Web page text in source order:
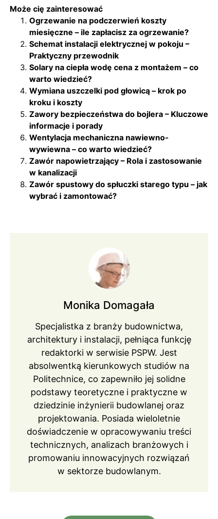
Może cię zainteresować
Ogrzewanie na podczerwień koszty
miesięczne – ile zapłacisz za ogrzewanie?
Schemat instalacji elektrycznej w pokoju –
Praktyczny przewodnik
Solary na ciepła wodę cena z montażem – co
warto wiedzieć?
Wymiana uszczelki pod głowicą – krok po
kroku i koszty
Zawory bezpieczeństwa do bojlera – Kluczowe
informacje i porady
Wentylacja mechaniczna nawiewno-
wywiewna – co warto wiedzieć?
Zawór napowietrzający – Rola i zastosowanie
w kanalizacji
Zawór spustowy do spłuczki starego typu – jak
wybrać i zamontować?
Monika Domagała
Specjalistka z branży budownictwa,
architektury i instalacji, pełniąca funkcję
redaktorki w serwisie PSPW. Jest
absolwentką kierunkowych studiów na
Politechnice, co zapewniło jej solidne
podstawy teoretyczne i praktyczne w
dziedzinie inżynierii budowlanej oraz
projektowania. Posiada wieloletnie
doświadczenie w opracowywaniu treści
technicznych, analizach branżowych i
promowaniu innowacyjnych rozwiązań
w sektorze budowlanym.